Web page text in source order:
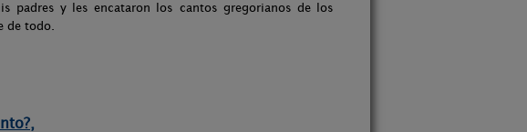
padres y les encataron los cantos gregorianos de los
de todo.